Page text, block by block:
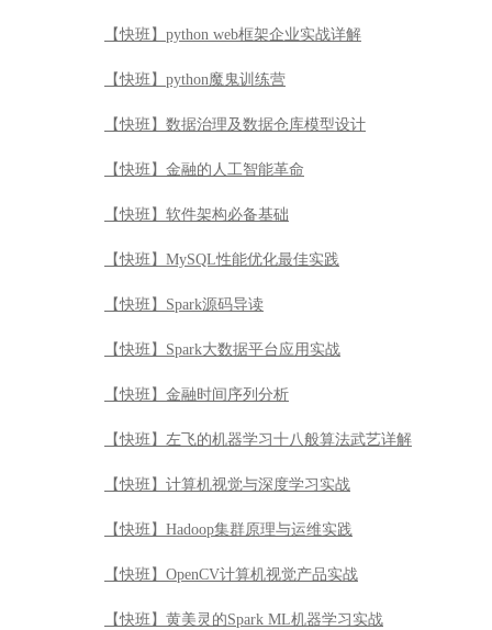
【快班】python web框架企业实战详解
【快班】python魔鬼训练营
【快班】数据治理及数据仓库模型设计
【快班】金融的人工智能革命
【快班】软件架构必备基础
【快班】MySQL性能优化最佳实践
【快班】Spark源码导读
【快班】Spark大数据平台应用实战
【快班】金融时间序列分析
【快班】左飞的机器学习十八般算法武艺详解
【快班】计算机视觉与深度学习实战
【快班】Hadoop集群原理与运维实践
【快班】OpenCV计算机视觉产品实战
【快班】黄美灵的Spark ML机器学习实战